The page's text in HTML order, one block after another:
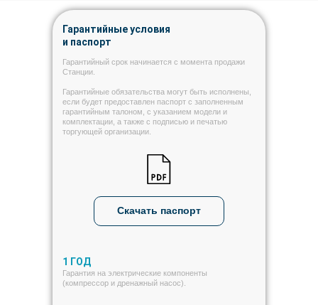
Гарантийные условия
и паспорт
Гарантийный срок начинается с момента продажи
Станции.
Гарантийные обязательства могут быть исполнены,
если будет предоставлен паспорт с заполненным
гарантийным талоном, с указанием модели и
комплектации, а также с подписью и печатью
торгующей организации.
Гарантия на электрические компоненты
(компрессор и дренажный насос).
1 ГОД
Скачать паспорт